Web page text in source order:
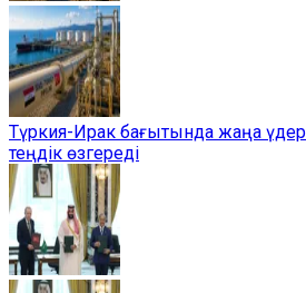
Түркия-Ирак бағытында жаңа
теңдік өзгереді